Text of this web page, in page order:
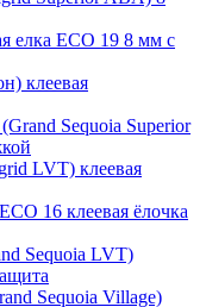
елка ECO 19 8 мм с
клеевая
Sequoia Superior
LVT) клеевая
16 клеевая ёлочка
Sequoia LVT)
Sequoia Village)